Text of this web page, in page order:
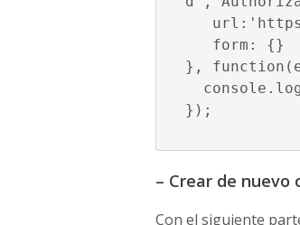
},
});
– Crear de
Con el siguiente